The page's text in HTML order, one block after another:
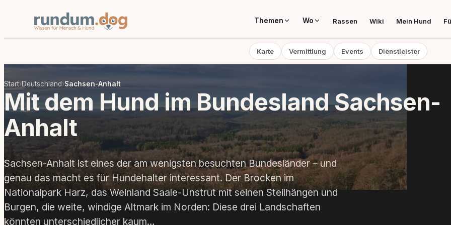
Themen Wo Rassen Wiki Mein Hund
Karte Vermittlung Events Dienstleister
Start›Deutschland›Sachsen-Anhalt
Mit dem Hund im Bundesland Sachsen-
Anhalt
Sachsen-Anhalt ist eines der am wenigsten besuchten Bundesländer – und
genau das macht es für Hundehalter interessant. Der Brocken im
Nationalpark Harz, das Weinland Saale-Unstrut mit seinen Steilhängen und
Burgen, die weite, windige Altmark im Norden: Diese drei Landschaften
könnten unterschiedlicher kaum…